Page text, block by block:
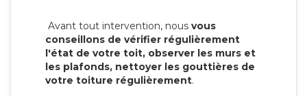
Avant tout intervention, nous vous
conseillons de vérifier régulièrement
l'état de votre toit, observer les murs et
les plafonds, nettoyer les gouttières de
votre toiture régulièrement.